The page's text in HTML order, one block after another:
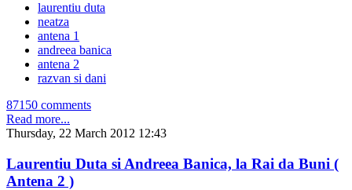
laurentiu duta
neatza
antena 1
andreea banica
antena 2
razvan si dani
87150 comments
Read more...
Thursday, 22 March 2012 12:43
Laurentiu Duta si Andreea Banica, la Rai da Buni (
Antena 2 )